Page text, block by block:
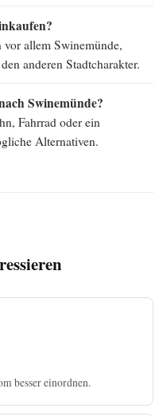
vor allem Swinemünde,
anderen Stadtcharakter.
Swinemünde?
Fahrrad oder ein
Alternativen.
besser einordnen.